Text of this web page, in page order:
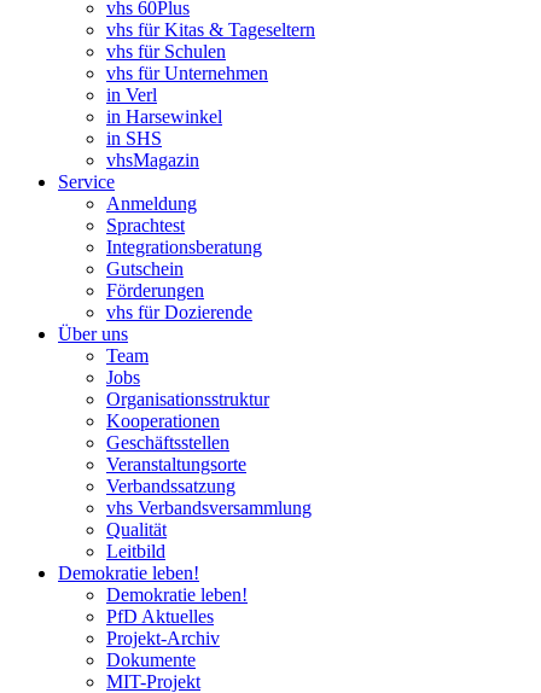
vhs 60Plus
vhs für Kitas & Tageseltern
vhs für Schulen
vhs für Unternehmen
in Verl
in Harsewinkel
in SHS
vhsMagazin
Service
Anmeldung
Sprachtest
Integrationsberatung
Gutschein
Förderungen
vhs für Dozierende
Über uns
Team
Jobs
Organisationsstruktur
Kooperationen
Geschäftsstellen
Veranstaltungsorte
Verbandssatzung
vhs Verbandsversammlung
Qualität
Leitbild
Demokratie leben!
Demokratie leben!
PfD Aktuelles
Projekt-Archiv
Dokumente
MIT-Projekt